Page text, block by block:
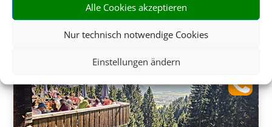
Alle Cookies akzeptieren
Nur technisch notwendige Cookies
Einstellungen ändern